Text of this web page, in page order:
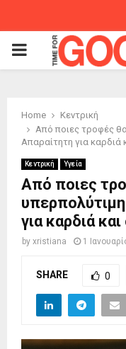
PRIMARY
Home
Κεντρική
Από ποιες τροφές
Απαραίτητη για καρδιά
Κεντρική Υγεία
Από ποιες
για καρδιά
by xristiana 1
SHARE 0